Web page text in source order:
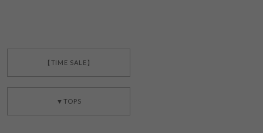
【TIME SALE】
▼TOPS